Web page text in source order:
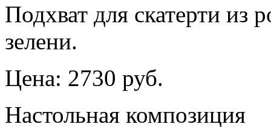
Подхват для скатерти из
зелени.
Цена: 2730 руб.
Настольная композиция